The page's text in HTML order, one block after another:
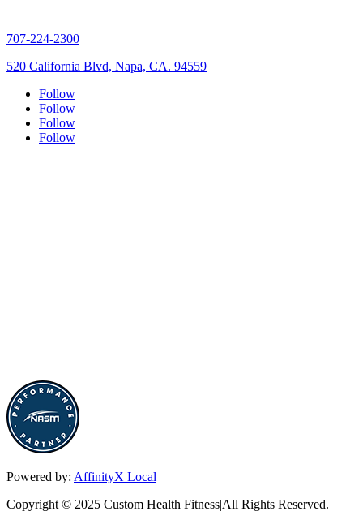
707-224-2300
520 California Blvd, Napa, CA. 94559
Follow
Follow
Follow
Follow
Powered by: AffinityX Local
Copyright © 2025 Custom Health Fitness|All Rights Reserved.